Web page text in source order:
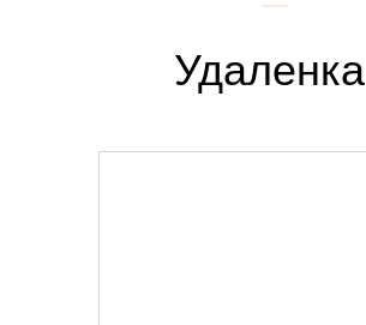
Удаленка